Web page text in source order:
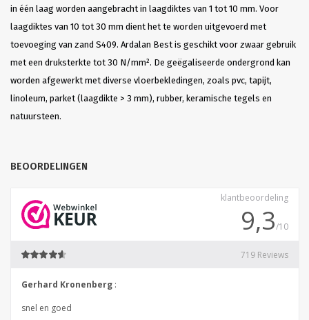
in één laag worden aangebracht in laagdiktes van 1 tot 10 mm. Voor
laagdiktes van 10 tot 30 mm dient het te worden uitgevoerd met
toevoeging van zand S409. Ardalan Best is geschikt voor zwaar gebruik
met een druksterkte tot 30 N/mm². De geëgaliseerde ondergrond kan
worden afgewerkt met diverse vloerbekledingen, zoals pvc, tapijt,
linoleum, parket (laagdikte > 3 mm), rubber, keramische tegels en
natuursteen.
BEOORDELINGEN